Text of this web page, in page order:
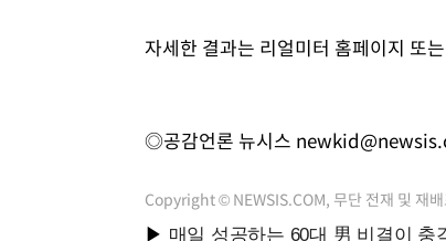
자세한 결과는 리얼미터 홈페이지 또
◎공감언론 뉴시스
Copyright © NEWSIS.COM, 무단 전재 및 재배